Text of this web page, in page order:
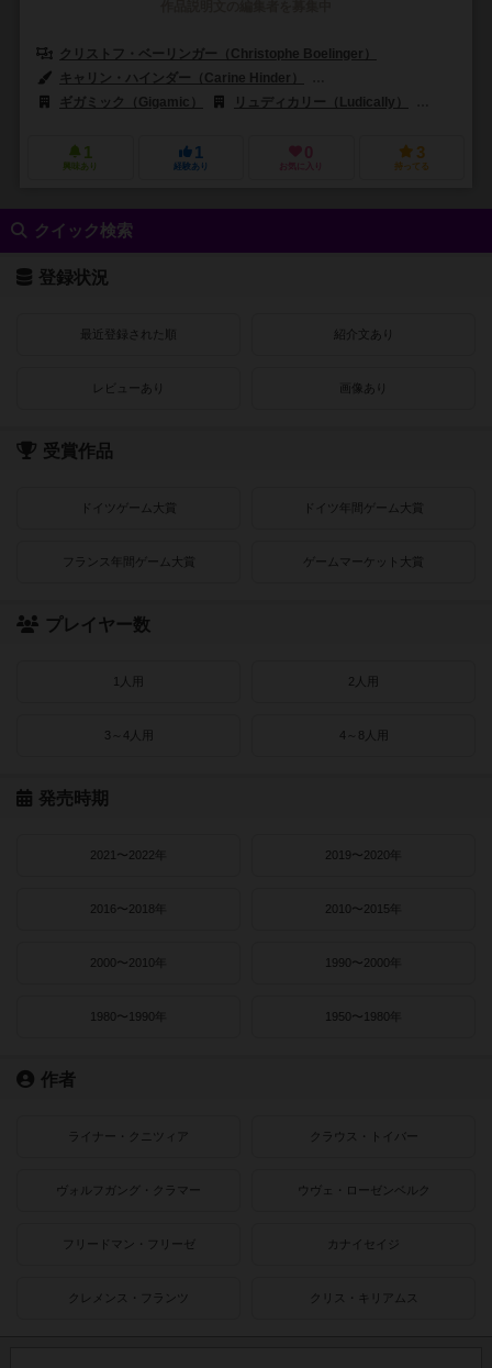
クリストフ・ベーリンガー（Christophe Boelinger）
キャリン・ハインダー（Carine Hinder）
ギガミック（Gigamic）
リュディカリー（Ludically）
1
興味あり
1
経験あり
0
お気に入り
3
持ってる
クイック検索
登録状況
最近登録された順 紹介文あり
レビューあり 画像あり
受賞作品
ドイツゲーム大賞 ドイツ年間ゲーム大賞
フランス年間ゲーム大賞 ゲームマーケット大賞
プレイヤー数
1人用 2人用
3～4人用 4～8人用
発売時期
2021〜2022年 2019〜2020年
2016〜2018年 2010〜2015年
2000〜2010年 1990〜2000年
1980〜1990年 1950〜1980年
作者
ライナー・クニツィア クラウス・トイバー
ヴォルフガング・クラマー ウヴェ・ローゼンベルク
フリードマン・フリーゼ カナイセイジ
クレメンス・フランツ クリス・キリアムス